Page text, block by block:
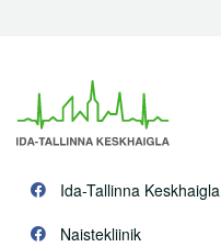
Ida-Tallinna Keskhaigla
Naistekliinik